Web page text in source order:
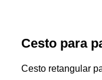
Cesto para
Cesto retangular